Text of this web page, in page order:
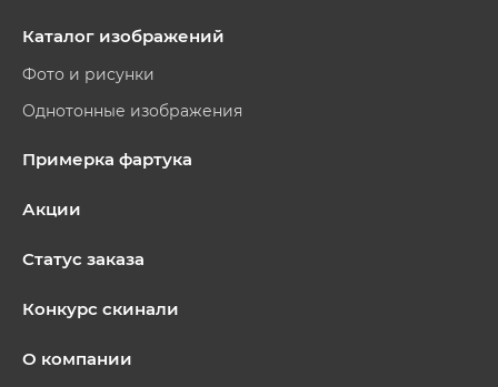
Каталог изображений
Фото и рисунки
Однотонные изображения
Примерка фартука
Акции
Статус заказа
Конкурс скинали
О компании